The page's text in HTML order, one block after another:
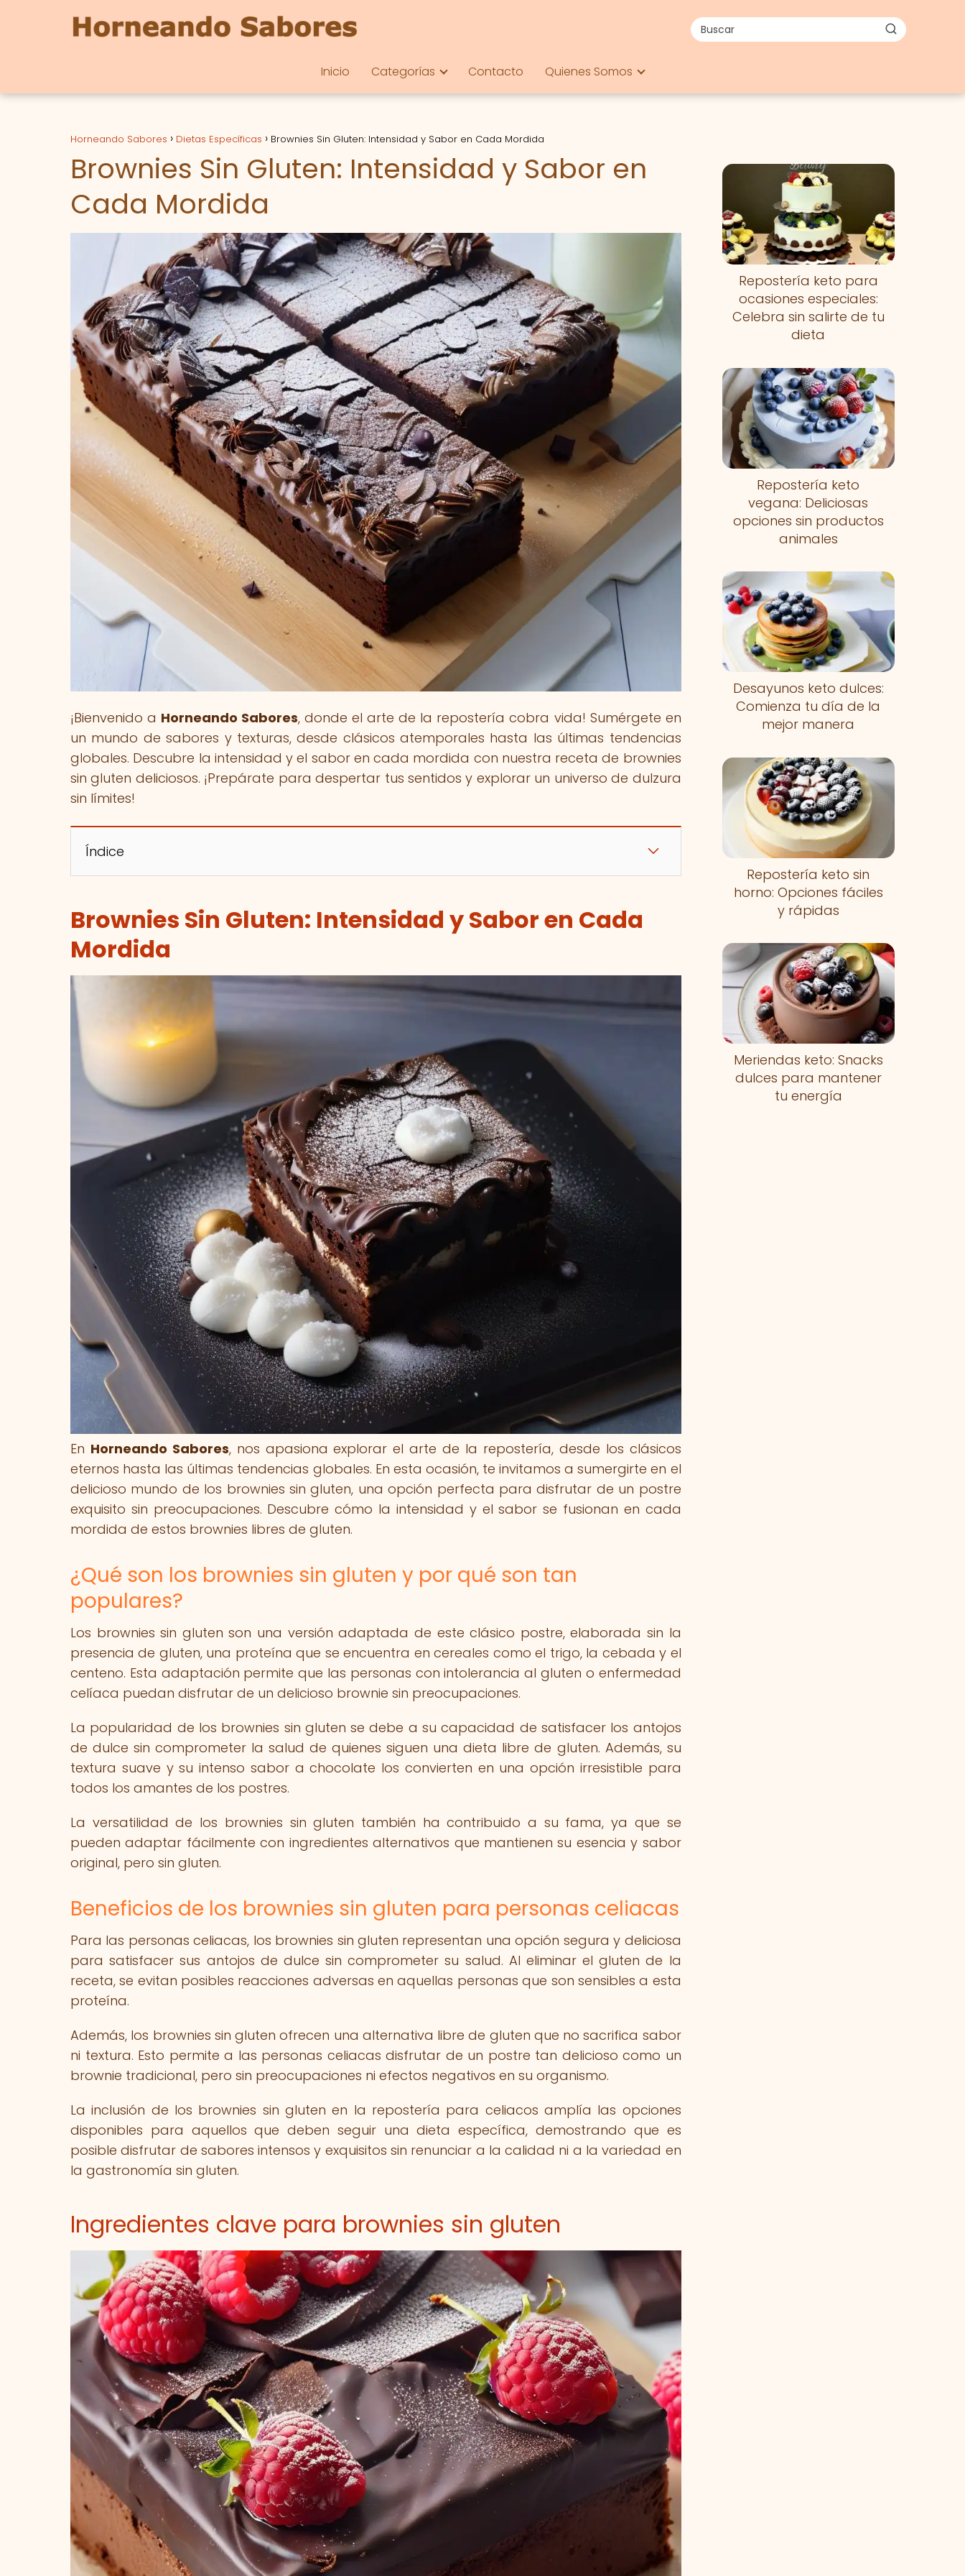
Inicio Categorías Contacto Quienes Somos
Horneando Sabores Dietas Específicas Brownies Sin Gluten: Intensidad y Sabor en Cada Mordida
Brownies Sin Gluten: Intensidad y Sabor en
Cada Mordida
¡Bienvenido a Horneando Sabores, donde el arte de la repostería cobra vida! Sumérgete en
un mundo de sabores y texturas, desde clásicos atemporales hasta las últimas tendencias
globales. Descubre la intensidad y el sabor en cada mordida con nuestra receta de brownies
sin gluten deliciosos. ¡Prepárate para despertar tus sentidos y explorar un universo de dulzura
sin límites!
Índice
Brownies Sin Gluten: Intensidad y Sabor en Cada
Mordida
En Horneando Sabores, nos apasiona explorar el arte de la repostería, desde los clásicos
eternos hasta las últimas tendencias globales. En esta ocasión, te invitamos a sumergirte en el
delicioso mundo de los brownies sin gluten, una opción perfecta para disfrutar de un postre
exquisito sin preocupaciones. Descubre cómo la intensidad y el sabor se fusionan en cada
mordida de estos brownies libres de gluten.
¿Qué son los brownies sin gluten y por qué son tan
populares?
Los brownies sin gluten son una versión adaptada de este clásico postre, elaborada sin la
presencia de gluten, una proteína que se encuentra en cereales como el trigo, la cebada y el
centeno. Esta adaptación permite que las personas con intolerancia al gluten o enfermedad
celíaca puedan disfrutar de un delicioso brownie sin preocupaciones.
La popularidad de los brownies sin gluten se debe a su capacidad de satisfacer los antojos
de dulce sin comprometer la salud de quienes siguen una dieta libre de gluten. Además, su
textura suave y su intenso sabor a chocolate los convierten en una opción irresistible para
todos los amantes de los postres.
La versatilidad de los brownies sin gluten también ha contribuido a su fama, ya que se
pueden adaptar fácilmente con ingredientes alternativos que mantienen su esencia y sabor
original, pero sin gluten.
Beneficios de los brownies sin gluten para personas celiacas
Para las personas celiacas, los brownies sin gluten representan una opción segura y deliciosa
para satisfacer sus antojos de dulce sin comprometer su salud. Al eliminar el gluten de la
receta, se evitan posibles reacciones adversas en aquellas personas que son sensibles a esta
proteína.
Además, los brownies sin gluten ofrecen una alternativa libre de gluten que no sacrifica sabor
ni textura. Esto permite a las personas celiacas disfrutar de un postre tan delicioso como un
brownie tradicional, pero sin preocupaciones ni efectos negativos en su organismo.
La inclusión de los brownies sin gluten en la repostería para celiacos amplía las opciones
disponibles para aquellos que deben seguir una dieta específica, demostrando que es
posible disfrutar de sabores intensos y exquisitos sin renunciar a la calidad ni a la variedad en
la gastronomía sin gluten.
Ingredientes clave para brownies sin gluten
Nuevo
Repostería keto para
ocasiones especiales:
Celebra sin salirte de tu
dieta
Repostería keto
vegana: Deliciosas
opciones sin productos
animales
Desayunos keto dulces:
Comienza tu día de la
mejor manera
Repostería keto sin
horno: Opciones fáciles
y rápidas
Meriendas keto: Snacks
dulces para mantener
tu energía